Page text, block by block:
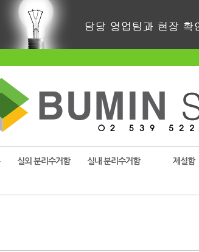
실외 분리수거함 실내 분리수거함 제설함